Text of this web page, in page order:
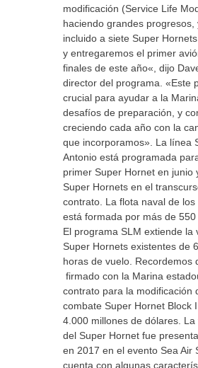
modificación (Service Life
haciendo grandes progresos,
incluido a siete Super Hornets
y ​​entregaremos el primer
finales de este año«, dijo
director del programa. «Este
crucial para ayudar a la
desafíos de preparación, y
creciendo cada año con la
que incorporamos». La línea
Antonio está programada
primer Super Hornet en junio
Super Hornets en el
contrato. La flota naval de los
está formada por más de 550
El programa SLM extiende la
Super Hornets existentes de
horas de vuelo. Recordemos
firmado con la Marina
contrato para la modificación
combate Super Hornet Block
4.000 millones de dólares. La
del Super Hornet fue
en 2017 en el evento Sea Air
cuenta con algunas